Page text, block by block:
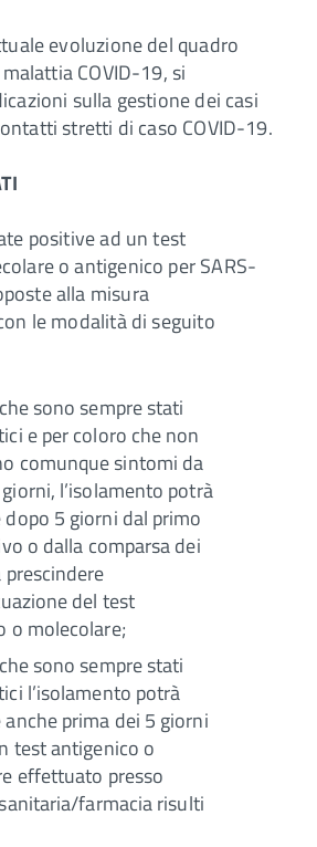
evoluzione del quadro
COVID-19, si
sulla gestione dei casi
stretti di caso COVID-19.
positive ad un test
o antigenico per SARS-
alla misura
le modalità di seguito
sono sempre stati
e per coloro che non
comunque sintomi da
l’isolamento potrà
5 giorni dal primo
o dalla comparsa dei
del test
o molecolare;
sono sempre stati
l’isolamento potrà
prima dei 5 giorni
test antigenico o
effettuato presso
farmacia risulti